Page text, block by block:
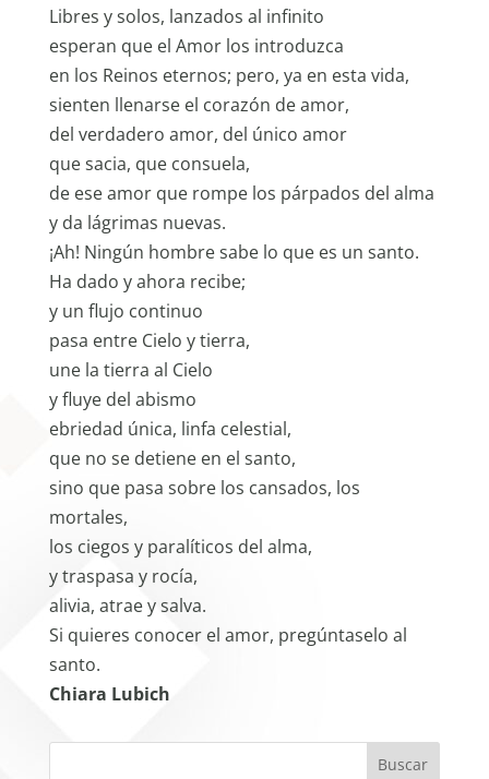
Libres y solos, lanzados al infinito
esperan que el Amor los introduzca
en los Reinos eternos; pero, ya en esta vida,
sienten llenarse el corazón de amor,
del verdadero amor, del único amor
que sacia, que consuela,
de ese amor que rompe los párpados del alma
y da lágrimas nuevas.
¡Ah! Ningún hombre sabe lo que es un santo.
Ha dado y ahora recibe;
y un flujo continuo
pasa entre Cielo y tierra,
une la tierra al Cielo
y fluye del abismo
ebriedad única, linfa celestial,
que no se detiene en el santo,
sino que pasa sobre los cansados, los
mortales,
los ciegos y paralíticos del alma,
y traspasa y rocía,
alivia, atrae y salva.
Si quieres conocer el amor, pregúntaselo al
santo.
Chiara Lubich
Buscar